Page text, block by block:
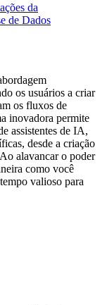
da
de Dados
os usuários a criar
os fluxos de
inovadora permite
assistentes de IA,
desde a criação
alavancar o poder
como você
valioso para